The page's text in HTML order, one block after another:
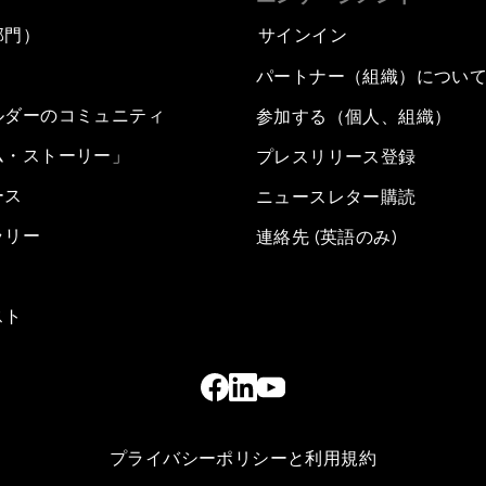
）
ーのコミュニティ
ストーリー」
リー
サインイン
パートナー（組織）につい
参加する（個人、組織）
プレスリリース登録
ニュースレター購読
連絡先 (英語のみ)
プライバシーポリシーと利用規約